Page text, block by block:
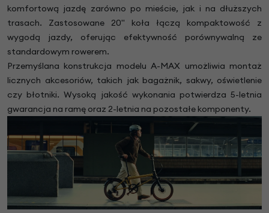
komfortową jazdę zarówno po mieście, jak i na dłuższych
trasach. Zastosowane 20" koła łączą kompaktowość z
wygodą jazdy, oferując efektywność porównywalną ze
standardowym rowerem.
Przemyślana konstrukcja modelu A-MAX umożliwia montaż
licznych akcesoriów, takich jak bagażnik, sakwy, oświetlenie
czy błotniki. Wysoką jakość wykonania potwierdza 5-letnia
gwarancja na ramę oraz 2-letnia na pozostałe komponenty.